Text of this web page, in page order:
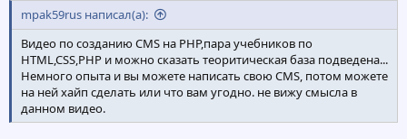
mpak59rus написал(а):
Видео по созданию CMS на PHP,пара учебников по
HTML,CSS,PHP и можно сказать теоритическая база подведена...
Немного опыта и вы можете написать свою CMS, потом можете
на ней хайп сделать или что вам угодно. не вижу смысла в
данном видео.